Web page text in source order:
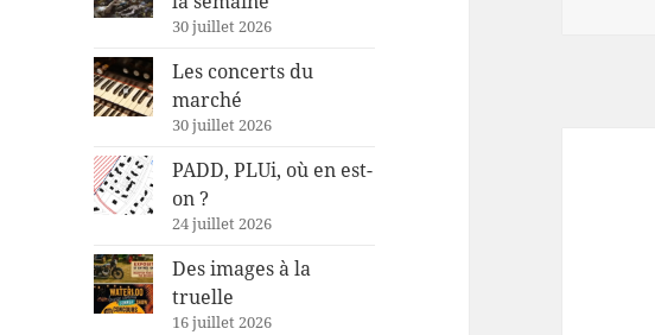
30 juillet 2026
Les concerts du
marché
30 juillet 2026
PADD, PLUi, où en est-
on ?
24 juillet 2026
Des images à la
truelle
16 juillet 2026